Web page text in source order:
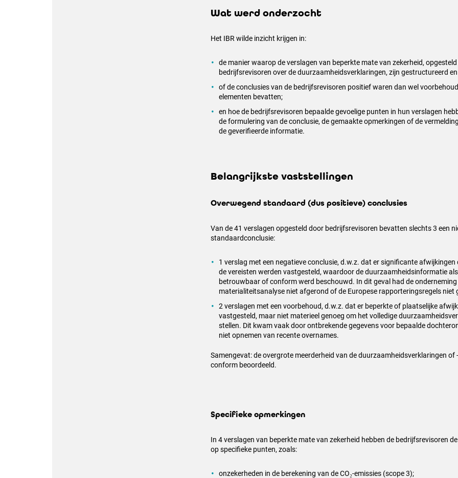
Wat werd onderzocht
Het IBR wilde inzicht krijgen in:
de manier waarop de verslagen van beperkte mate van zekerheid,
bedrijfsrevisoren over de duurzaamheidsverklaringen, zijn gestructureerd
of de conclusies van de bedrijfsrevisoren positief waren dan wel
elementen bevatten;
en hoe de bedrijfsrevisoren bepaalde gevoelige punten in hun verslagen
de formulering van de conclusie, de gemaakte opmerkingen of de
de geverifieerde informatie.
Belangrijkste vaststellingen
Overwegend standaard (dus positieve) conclusies
Van de 41 verslagen opgesteld door bedrijfsrevisoren bevatten slechts 3 een
standaardconclusie:
1 verslag met een negatieve conclusie, d.w.z. dat er significante afwijkingen
de vereisten werden vastgesteld, waardoor de duurzaamheidsinformatie
betrouwbaar of conform werd beschouwd. In dit geval had de
materialiteitsanalyse niet afgerond of de Europese rapporteringsregels niet
2 verslagen met een voorbehoud, d.w.z. dat er beperkte of plaatselijke
vastgesteld, maar niet materieel genoeg om het volledige
stellen. Dit kwam vaak door ontbrekende gegevens voor bepaalde
niet opnemen van recente overnames.
Samengevat: de overgrote meerderheid van de duurzaamheidsverklaringen of
conform beoordeeld.
Specifieke opmerkingen
In 4 verslagen van beperkte mate van zekerheid hebben de bedrijfsrevisoren
op specifieke punten, zoals:
onzekerheden in de berekening van de CO₂-emissies (scope 3);